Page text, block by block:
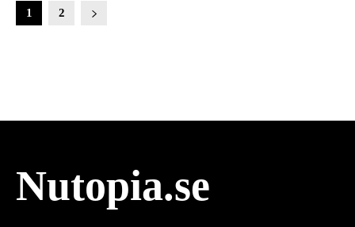
1 2
Nutopia.se